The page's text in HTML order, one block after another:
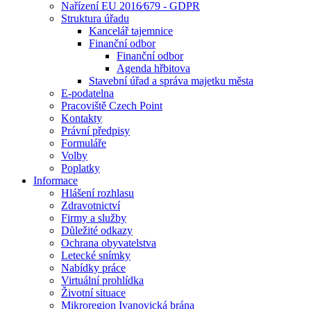
Nařízení EU 2016⁄679 - GDPR
Struktura úřadu
Kancelář tajemnice
Finanční odbor
Finanční odbor
Agenda hřbitova
Stavební úřad a správa majetku města
E-podatelna
Pracoviště Czech Point
Kontakty
Právní předpisy
Formuláře
Volby
Poplatky
Informace
Hlášení rozhlasu
Zdravotnictví
Firmy a služby
Důležité odkazy
Ochrana obyvatelstva
Letecké snímky
Nabídky práce
Virtuální prohlídka
Životní situace
Mikroregion Ivanovická brána